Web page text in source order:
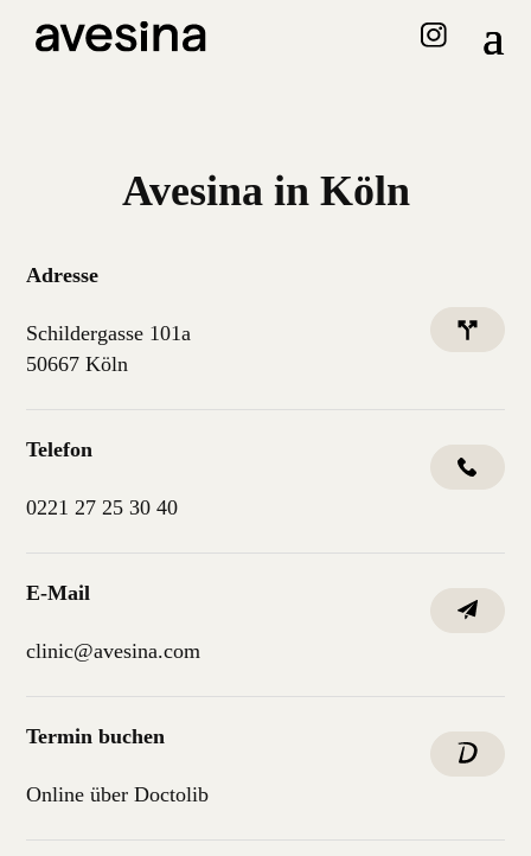
Avesina in Köln
Adresse
Schildergasse 101a
50667 Köln
Telefon
0221 27 25 30 40
E-Mail
clinic@avesina.com
Termin buchen
Online über Doctolib